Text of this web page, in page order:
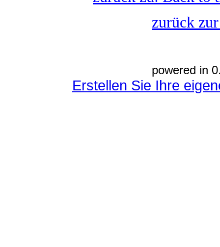
zurück
powered in
Erstellen Sie Ihre